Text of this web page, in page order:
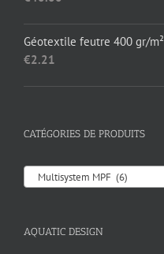
Géotextile feutre 400 gr/m²
€2.21
CATÉGORIES DE PRODUITS
Multisystem MPF (6)
AQUATIC DESIGN